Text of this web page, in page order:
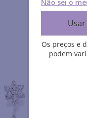
Não sei o
Os preços e
podem